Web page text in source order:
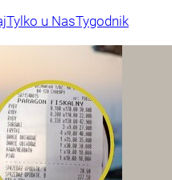
Tylko u NasTygodnik